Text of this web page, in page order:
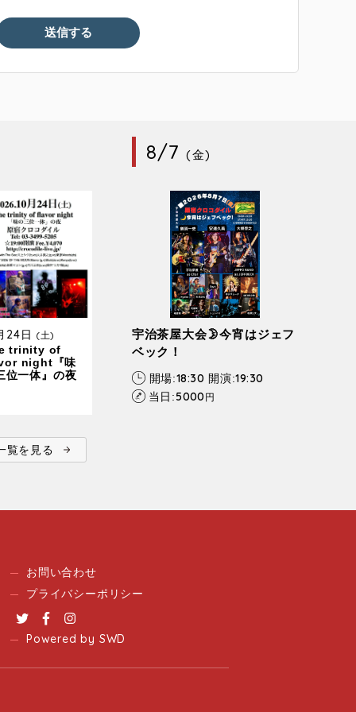
24日 (土)
trinity of
night『味
位一体』の夜
覧を見る
8/7(金)
宇治茶屋大会🌛今宵はジェフ
ベック！
開場:18:30 開演:19:30
当日:5000 円
お問い合わせ
プライバシーポリシー
TwitterFacebook
Powered by SWD